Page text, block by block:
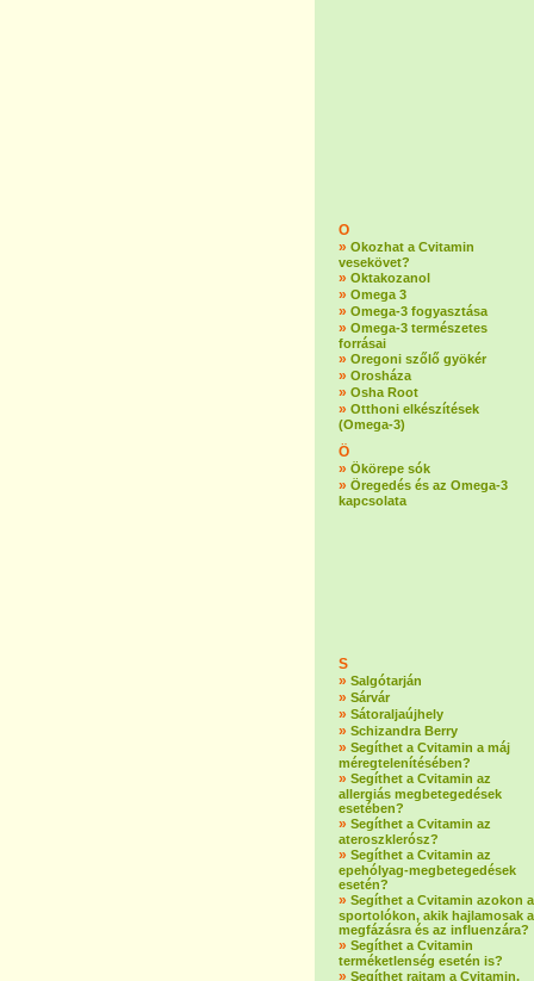
O
» Okozhat a Cvitamin
vesekövet?
» Oktakozanol
» Omega 3
» Omega-3 fogyasztása
» Omega-3 természetes
forrásai
» Oregoni szőlő gyökér
» Orosháza
» Osha Root
» Otthoni elkészítések
(Omega-3)
Ö
» Ökörepe sók
» Öregedés és az Omega-3
kapcsolata
S
» Salgótarján
» Sárvár
» Sátoraljaújhely
» Schizandra Berry
» Segíthet a Cvitamin a máj
méregtelenítésében?
» Segíthet a Cvitamin az
allergiás megbetegedések
esetében?
» Segíthet a Cvitamin az
ateroszklerósz?
» Segíthet a Cvitamin az
epehólyag-megbetegedések
esetén?
» Segíthet a Cvitamin azokon a
sportolókon, akik hajlamosak a
megfázásra és az influenzára?
» Segíthet a Cvitamin
terméketlenség esetén is?
» Segíthet rajtam a Cvitamin,